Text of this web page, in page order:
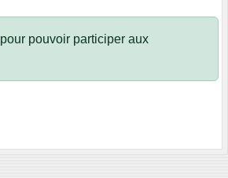
pour pouvoir participer aux